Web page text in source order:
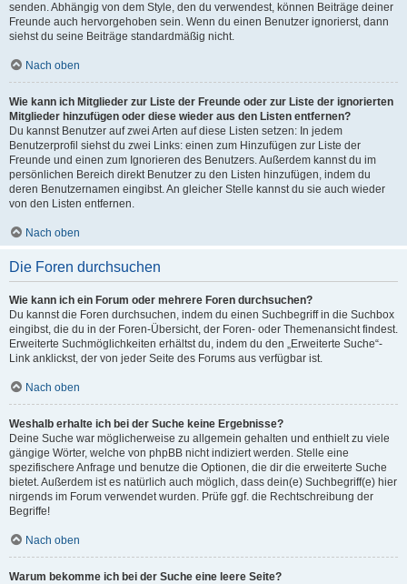
senden. Abhängig von dem Style, den du verwendest, können Beiträge deiner
Freunde auch hervorgehoben sein. Wenn du einen Benutzer ignorierst, dann
siehst du seine Beiträge standardmäßig nicht.
Nach oben
Wie kann ich Mitglieder zur Liste der Freunde oder zur Liste der ignorierten
Mitglieder hinzufügen oder diese wieder aus den Listen entfernen?
Du kannst Benutzer auf zwei Arten auf diese Listen setzen: In jedem
Benutzerprofil siehst du zwei Links: einen zum Hinzufügen zur Liste der
Freunde und einen zum Ignorieren des Benutzers. Außerdem kannst du im
persönlichen Bereich direkt Benutzer zu den Listen hinzufügen, indem du
deren Benutzernamen eingibst. An gleicher Stelle kannst du sie auch wieder
von den Listen entfernen.
Nach oben
Die Foren durchsuchen
Wie kann ich ein Forum oder mehrere Foren durchsuchen?
Du kannst die Foren durchsuchen, indem du einen Suchbegriff in die Suchbox
eingibst, die du in der Foren-Übersicht, der Foren- oder Themenansicht findest.
Erweiterte Suchmöglichkeiten erhältst du, indem du den „Erweiterte Suche“-
Link anklickst, der von jeder Seite des Forums aus verfügbar ist.
Nach oben
Weshalb erhalte ich bei der Suche keine Ergebnisse?
Deine Suche war möglicherweise zu allgemein gehalten und enthielt zu viele
gängige Wörter, welche von phpBB nicht indiziert werden. Stelle eine
spezifischere Anfrage und benutze die Optionen, die dir die erweiterte Suche
bietet. Außerdem ist es natürlich auch möglich, dass dein(e) Suchbegriff(e) hier
nirgends im Forum verwendet wurden. Prüfe ggf. die Rechtschreibung der
Begriffe!
Nach oben
Warum bekomme ich bei der Suche eine leere Seite?